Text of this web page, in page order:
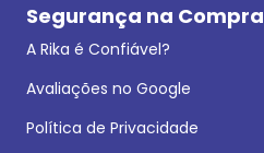
Segurança na Compra
A Rika é Confiável?
Avaliações no Google
Política de Privacidade